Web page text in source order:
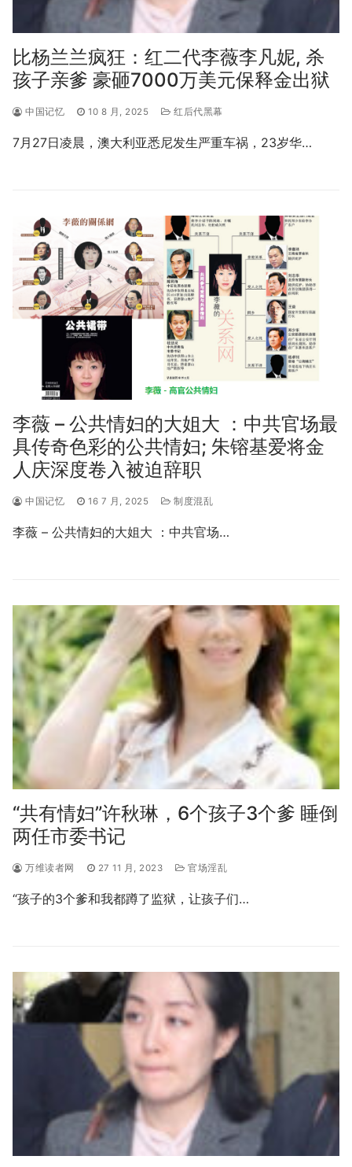
比杨兰兰疯狂：红二代李薇李凡妮, 杀
孩子亲爹 豪砸7000万美元保释金出狱
中国记忆 10 8 月, 2025 红后代黑幕
7月27日凌晨，澳大利亚悉尼发生严重车祸，23岁华…
李薇 – 公共情妇的大姐大 ：中共官场最
具传奇色彩的公共情妇; 朱镕基爱将金
人庆深度卷入被迫辞职
中国记忆 16 7 月, 2025 制度混乱
李薇 – 公共情妇的大姐大 ：中共官场…
“共有情妇”许秋琳，6个孩子3个爹 睡倒
两任市委书记
万维读者网 27 11 月, 2023 官场淫乱
“孩子的3个爹和我都蹲了监狱，让孩子们…